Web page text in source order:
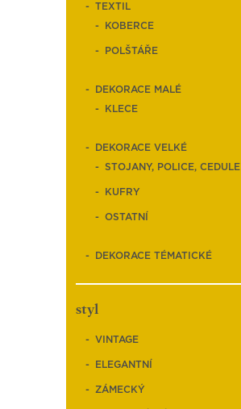
TEXTIL
KOBERCE
POLŠTÁŘE
DEKORACE MALÉ
KLECE
DEKORACE VELKÉ
STOJANY, POLICE, CEDULE
KUFRY
OSTATNÍ
DEKORACE TÉMATICKÉ
styl
VINTAGE
ELEGANTNÍ
ZÁMECKÝ